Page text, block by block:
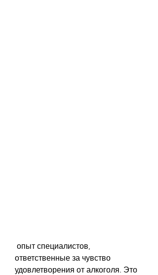
ответственные за чувство
удовлетворения от алкоголя. Это